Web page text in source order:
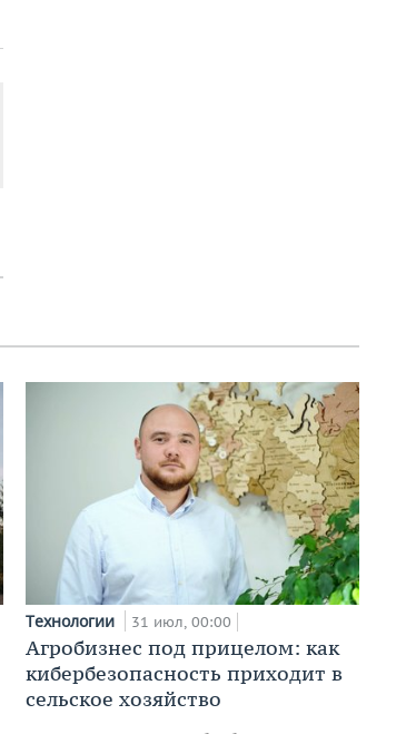
Технологии 31 июл, 00:00
Агробизнес под прицелом: как
кибербезопасность приходит в
сельское хозяйство